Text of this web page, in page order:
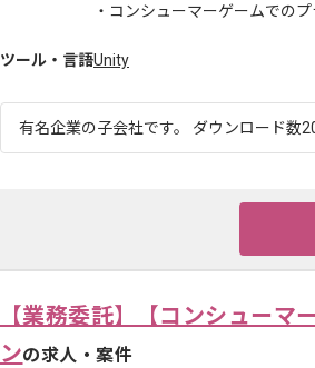
・コンシューマーゲームでの
ツール・言語Unity
有名企業の子会社です。 ダウンロード数
【業務委託】【コンシュー
ンの求人・案件